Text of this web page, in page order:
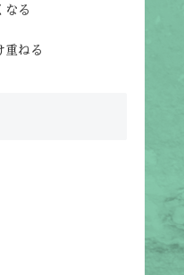
なる
重ねる